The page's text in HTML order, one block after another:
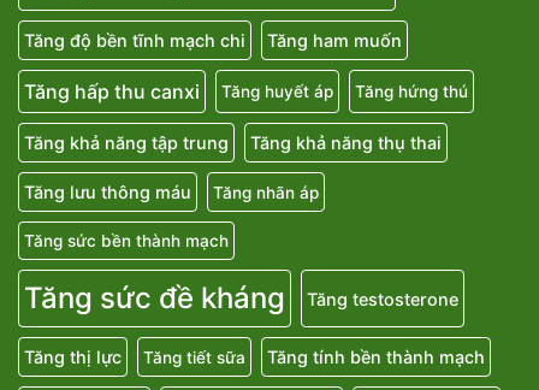
Tăng độ bền tĩnh mạch chi Tăng ham muốn
Tăng hấp thu canxi Tăng huyết áp Tăng hứng thú
Tăng khả năng tập trung Tăng khả năng thụ thai
Tăng lưu thông máu Tăng nhãn áp
Tăng sức bền thành mạch
Tăng sức đề kháng Tăng testosterone
Tăng thị lực Tăng tiết sữa Tăng tính bền thành mạch